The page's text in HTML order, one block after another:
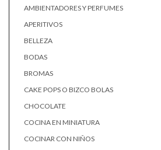
AMBIENTADORES Y PERFUMES
APERITIVOS
BELLEZA
BODAS
BROMAS
CAKE POPS O BIZCO BOLAS
CHOCOLATE
COCINA EN MINIATURA
COCINAR CON NIÑOS